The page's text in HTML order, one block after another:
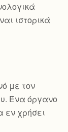
ιστορικά
με τον
Ένα όργανο
εν χρήσει